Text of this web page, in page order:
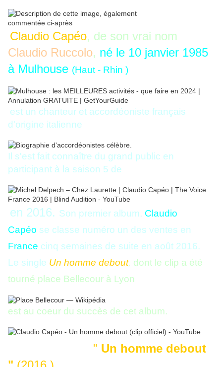
Claudio Capéo, de son vrai nom
Claudio Ruccolo, né le 10 janvier 1985
à Mulhouse (Haut - Rhin )
est un chanteur et accordéoniste français
d'origine italienne
Il s'est fait connaître du grand public en
participant à la saison 5 de
en 2016. Son premier album, Claudio
Capéo se classe numéro un des ventes en
France cinq semaines de suite en août 2016.
Le single Un homme debout, dont le clip a été
tourné place Bellecour à Lyon
est au coeur du succès de cet album.
" Un homme debout